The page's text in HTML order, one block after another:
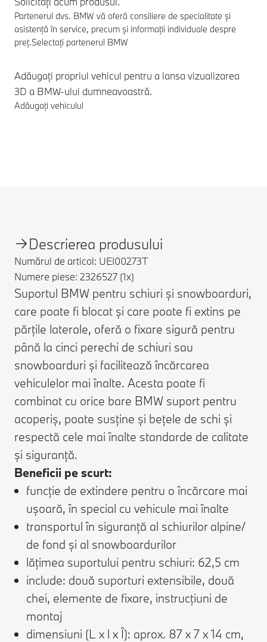
Partenerul dvs. BMW vă oferă consiliere de specialitate și
asistență în service, precum și informații individuale despre
preț.Selectați partenerul BMW
Adăugați propriul vehicul pentru a lansa vizualizarea
3D a BMW-ului dumneavoastră.
Adăugați vehiculul
Descrierea produsului
Numărul de articol: UEI00273T
Numere piese: 2326527 (1x)
Suportul BMW pentru schiuri și snowboarduri,
care poate fi blocat și care poate fi extins pe
părțile laterale, oferă o fixare sigură pentru
până la cinci perechi de schiuri sau
snowboarduri și facilitează încărcarea
vehiculelor mai înalte. Acesta poate fi
combinat cu orice bare BMW suport pentru
acoperiș, poate susține și bețele de schi și
respectă cele mai înalte standarde de calitate
și siguranță.
Beneficii pe scurt:
funcție de extindere pentru o încărcare mai
ușoară, în special cu vehicule mai înalte
transportul în siguranță al schiurilor alpine/
de fond și al snowboardurilor
lățimea suportului pentru schiuri: 62,5 cm
include: două suporturi extensibile, două
chei, elemente de fixare, instrucțiuni de
montaj
dimensiuni (L x l x Î): aprox. 87 x 7 x 14 cm,